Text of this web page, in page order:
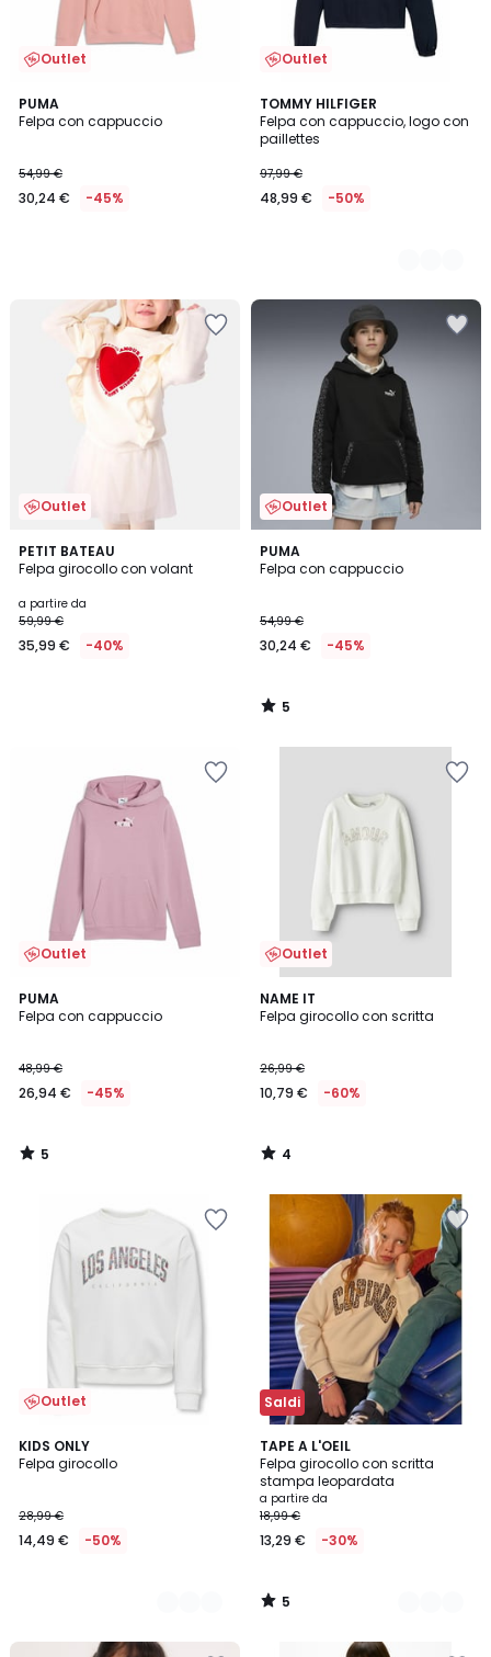
Outlet
PUMA
Felpa con cappuccio
54,99 €
30,24 € -45%
Outlet
TOMMY HILFIGER
Felpa con cappuccio, logo con
paillettes
97,99 €
48,99 € -50%
2
Colori
Outlet
PETIT BATEAU
Felpa girocollo con volant
a partire da
59,99 €
35,99 € -40%
Outlet
PUMA
Felpa con cappuccio
54,99 €
30,24 € -45%
5
/
5
/
Outlet
PUMA
Felpa con cappuccio
48,99 €
26,94 € -45%
5
/
5
/
Outlet
NAME IT
Felpa girocollo con scritta
26,99 €
10,79 € -60%
4
/
4
/
Outlet
KIDS ONLY
Felpa girocollo
28,99 €
14,49 € -50%
2
Colori
Saldi
TAPE A L'OEIL
Felpa girocollo con scritta
stampa leopardata
a partire da
18,99 €
13,29 € -30%
5
/
5
2
Colori
5
/